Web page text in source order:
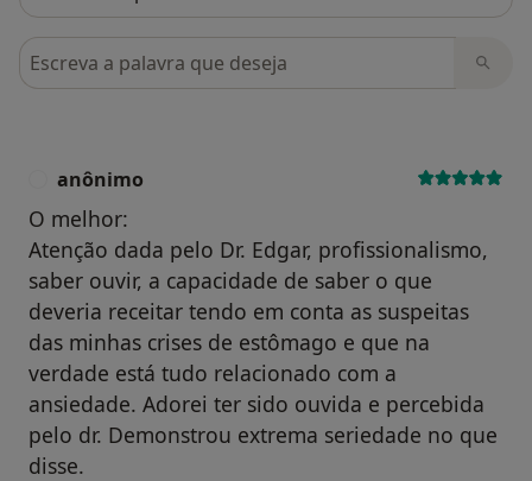
Pesquisar em opiniões
anônimo
O melhor:
Atenção dada pelo Dr. Edgar, profissionalismo,
saber ouvir, a capacidade de saber o que
deveria receitar tendo em conta as suspeitas
das minhas crises de estômago e que na
verdade está tudo relacionado com a
ansiedade. Adorei ter sido ouvida e percebida
pelo dr. Demonstrou extrema seriedade no que
disse.